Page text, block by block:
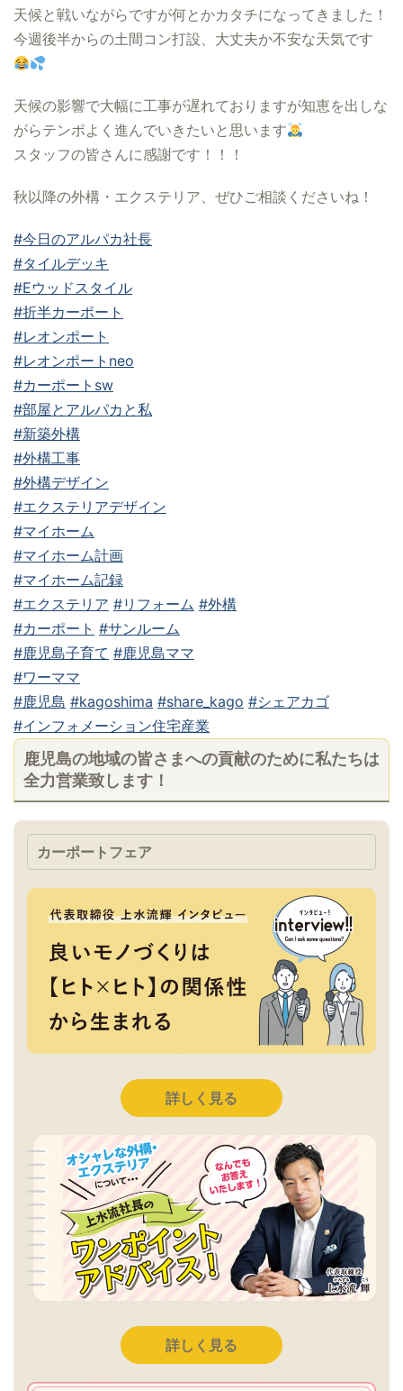
天候と戦いながらですが何とかカタチになってきました！
今週後半からの土間コン打設、大丈夫か不安な天気です
天候の影響で大幅に工事が遅れておりますが知恵を出しな
がらテンポよく進んでいきたいと思います
スタッフの皆さんに感謝です！！！
秋以降の外構・エクステリア、ぜひご相談くださいね！
#今日のアルパカ社長
#タイルデッキ
#Eウッドスタイル
#折半カーポート
#レオンポート
#レオンポートneo
#カーポートsw
#部屋とアルパカと私
#新築外構
#外構工事
#外構デザイン
#エクステリアデザイン
#マイホーム
#マイホーム計画
#マイホーム記録
#エクステリア #リフォーム #外構
#カーポート #サンルーム
#鹿児島子育て #鹿児島ママ
#ワーママ
#鹿児島 #kagoshima #share_kago #シェアカゴ
#インフォメーション住宅産業
鹿児島の地域の皆さまへの貢献のために私たちは
全力営業致します！
カーポートフェア
詳しく見る
詳しく見る